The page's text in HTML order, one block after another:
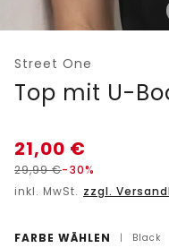
Street One
Top mit U-
21,00 €
29,99€-30%
inkl. MwSt. zzgl.
FARBE WÄHLEN | Black